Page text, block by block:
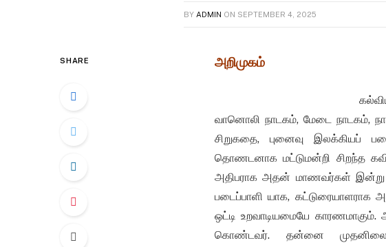
BY ADMIN ON SEPTEMBER 4, 2025
SHARE அறிமுகம்
வானொலி நாடகம், மேடை நாடகம்,
சிறுகதை, புனைவு இலக்கியப்
தொணடனாக மட்டுமன்றி சிறந்த
அதிபராக அதன் மாணவர்கள் இன்று
படைப்பாளி யாக, கட்டுரையாளராக
ஒட்டி உறவாடியமையே காரணமாகும்.
கொண்டவர். தன்னை